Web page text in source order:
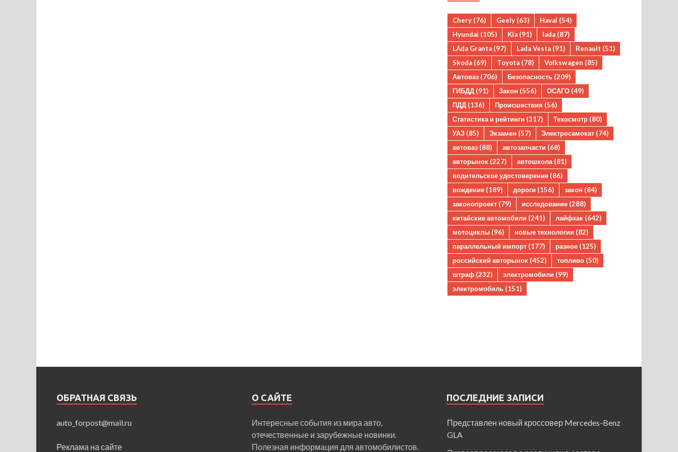
Chery (76) Geely (63) Haval (54)
Hyundai (105) Kia (91) lada (87)
LAda Granta (97) Lada Vesta (91) Renault (51)
Skoda (69) Toyota (78) Volkswagen (85)
Автоваз (706) Безопасность (209)
ГИБДД (91) Закон (556) ОСАГО (49)
ПДД (136) Происшествия (56)
Статистика и рейтинги (317) Техосмотр (80)
УАЗ (85) Экзамен (57) Электросамокат (74)
автоваз (88) автозапчасти (68)
авторынок (227) автошкола (81)
водительское удостоверение (86)
вождение (189) дороги (156) закон (84)
законопроект (79) исследование (288)
китайские автомобили (241) лайфхак (642)
мотоциклы (96) новые технологии (82)
параллельный импорт (177) разное (125)
российский авторынок (452) топливо (50)
штраф (232) электромобили (99)
электромобиль (151)
ОБРАТНАЯ СВЯЗЬ
auto_forpost@mail.ru
Реклама на сайте
О САЙТЕ
Интересные события из мира авто,
отечественные и зарубежные новинки.
Полезная информация для автомобилистов.
ПОСЛЕДНИЕ ЗАПИСИ
Представлен новый кроссовер Mercedes-Benz
GLA